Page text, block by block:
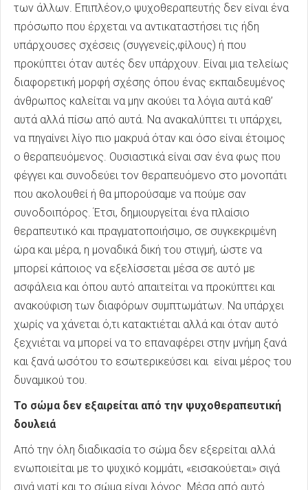
των άλλων. Επιπλέον,ο ψυχοθεραπευτής δεν είναι ένα
πρόσωπο που έρχεται να αντικαταστήσει τις ήδη
υπάρχουσες σχέσεις (συγγενείς,φίλους) ή που
προκύπτει όταν αυτές δεν υπάρχουν. Είναι μια τελείως
διαφορετική μορφή σχέσης όπου ένας εκπαιδευμένος
άνθρωπος καλείται να μην ακούει τα λόγια αυτά καθ’
αυτά αλλά πίσω από αυτά. Να ανακαλύπτει τι υπάρχει,
να πηγαίνει λίγο πιο μακρυά όταν και όσο είναι έτοιμος
ο θεραπευόμενος. Ουσιαστικά είναι σαν ένα φως που
φέγγει και συνοδεύει τον θεραπευόμενο στο μονοπάτι
που ακολουθεί ή θα μπορούσαμε να πούμε σαν
συνοδοιπόρος. Έτσι, δημιουργείται ένα πλαίσιο
θεραπευτικό και πραγματοποιήσιμο, σε συγκεκριμένη
ώρα και μέρα, η μοναδικά δική του στιγμή, ώστε να
μπορεί κάποιος να εξελίσσεται μέσα σε αυτό με
ασφάλεια και όπου αυτό απαιτείται να προκύπτει και
ανακούφιση των διαφόρων συμπτωμάτων. Να υπάρχει
χωρίς να χάνεται ό,τι κατακτιέται αλλά και όταν αυτό
ξεχνιέται να μπορεί να το επαναφέρει στην μνήμη ξανά
και ξανά ωσότου το εσωτερικεύσει και είναι μέρος του
δυναμικού του.
Το σώμα δεν εξαιρείται από την ψυχοθεραπευτική
δουλειά
Από την όλη διαδικασία το σώμα δεν εξερείται αλλά
ενωποιείται με το ψυχικό κομμάτι, «εισακούεται» σιγά
σιγά γιατί και το σώμα είναι λόγος. Μέσα από αυτό